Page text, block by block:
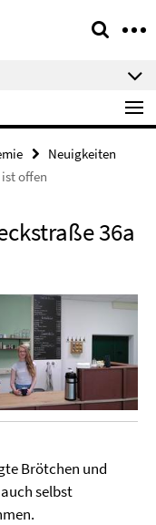
Neuigkeiten
ist offen
36a
Brötchen und
selbst